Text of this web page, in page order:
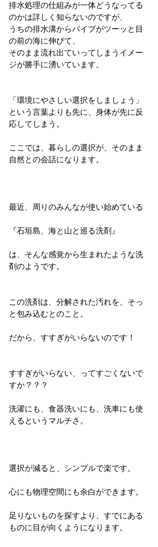
排水処理の仕組みが一体どうなってる
のかは詳しく知らないのですが、
うちの排水溝からパイプがツーッと目
の前の海に伸びて、
そのまま流れ出ていってしまうイメー
ジが勝手に湧いています。
「環境にやさしい選択をしましょう」
という言葉よりも先に、身体が先に反
応してしまう。
ここでは、暮らしの選択が、そのまま
自然との会話になります。
最近、周りのみんなが使い始めている
『石垣島、海と山と巡る洗剤』
は、そんな感覚から生まれたような洗
剤のようです。
この洗剤は、分解された汚れを、そっ
と包み込むとのこと。
だから、すすぎがいらないのです！
すすぎがいらない、ってすごくないで
すか？？？
洗濯にも、食器洗いにも、洗車にも使
えるというマルチさ。
選択が減ると、シンプルで楽です。
心にも物理空間にも余白ができます。
足りないものを探すより、すでにある
ものに目が向くようになります。